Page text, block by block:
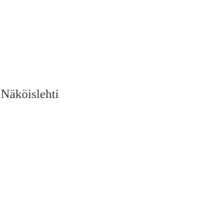
Näköislehti